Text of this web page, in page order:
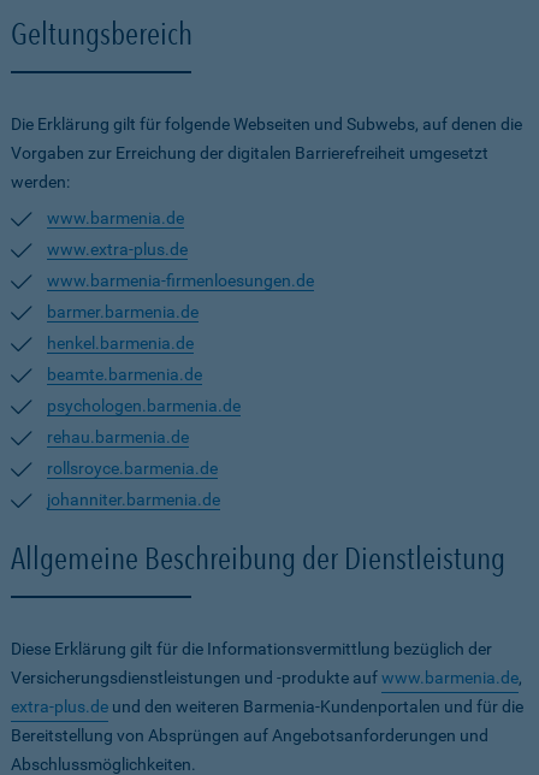
Geltungsbereich
Die Erklärung gilt für folgende Webseiten und Subwebs, auf denen die
Vorgaben zur Erreichung der digitalen Barrierefreiheit umgesetzt
werden:
www.barmenia.de
www.extra-plus.de
www.barmenia-firmenloesungen.de
barmer.barmenia.de
henkel.barmenia.de
beamte.barmenia.de
psychologen.barmenia.de
rehau.barmenia.de
rollsroyce.barmenia.de
johanniter.barmenia.de
Allgemeine Beschreibung der Dienstleistung
Diese Erklärung gilt für die Informationsvermittlung bezüglich der
Versicherungsdienstleistungen und -produkte aufwww.barmenia.de,
extra-plus.de und den weiteren Barmenia-Kundenportalen und für die
Bereitstellung von Absprüngen auf Angebotsanforderungen und
Abschlussmöglichkeiten.